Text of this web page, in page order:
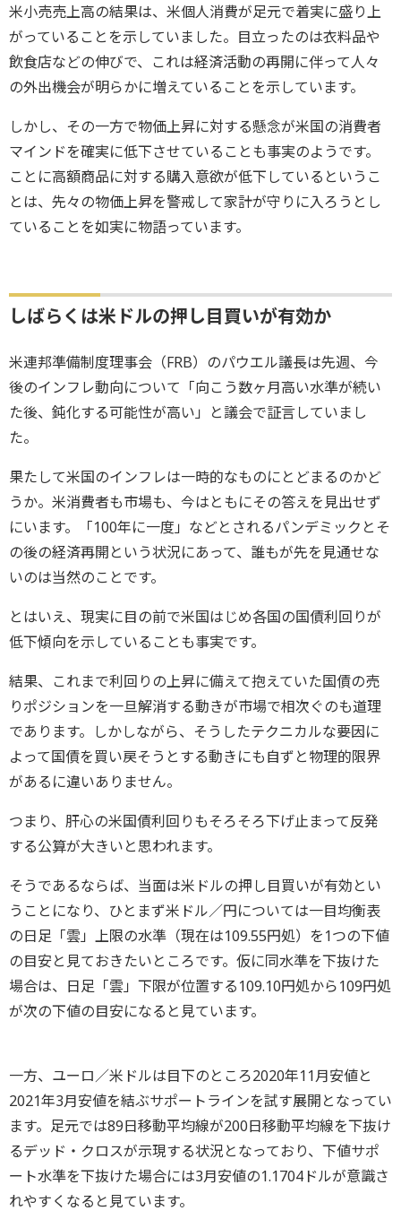
米小売売上高の結果は、米個人消費が足元で着実に盛り上
がっていることを示していました。目立ったのは衣料品や
飲食店などの伸びで、これは経済活動の再開に伴って人々
の外出機会が明らかに増えていることを示しています。
しかし、その一方で物価上昇に対する懸念が米国の消費者
マインドを確実に低下させていることも事実のようです。
ことに高額商品に対する購入意欲が低下しているというこ
とは、先々の物価上昇を警戒して家計が守りに入ろうとし
ていることを如実に物語っています。
しばらくは米ドルの押し目買いが有効か
米連邦準備制度理事会（FRB）のパウエル議長は先週、今
後のインフレ動向について「向こう数ヶ月高い水準が続い
た後、鈍化する可能性が高い」と議会で証言していまし
た。
果たして米国のインフレは一時的なものにとどまるのかど
うか。米消費者も市場も、今はともにその答えを見出せず
にいます。「100年に一度」などとされるパンデミックとそ
の後の経済再開という状況にあって、誰もが先を見通せな
いのは当然のことです。
とはいえ、現実に目の前で米国はじめ各国の国債利回りが
低下傾向を示していることも事実です。
結果、これまで利回りの上昇に備えて抱えていた国債の売
りポジションを一旦解消する動きが市場で相次ぐのも道理
であります。しかしながら、そうしたテクニカルな要因に
よって国債を買い戻そうとする動きにも自ずと物理的限界
があるに違いありません。
つまり、肝心の米国債利回りもそろそろ下げ止まって反発
する公算が大きいと思われます。
そうであるならば、当面は米ドルの押し目買いが有効とい
うことになり、ひとまず米ドル／円については一目均衡表
の日足「雲」上限の水準（現在は109.55円処）を1つの下値
の目安と見ておきたいところです。仮に同水準を下抜けた
場合は、日足「雲」下限が位置する109.10円処から109円処
が次の下値の目安になると見ています。
一方、ユーロ／米ドルは目下のところ2020年11月安値と
2021年3月安値を結ぶサポートラインを試す展開となってい
ます。足元では89日移動平均線が200日移動平均線を下抜け
るデッド・クロスが示現する状況となっており、下値サポ
ート水準を下抜けた場合には3月安値の1.1704ドルが意識さ
れやすくなると見ています。